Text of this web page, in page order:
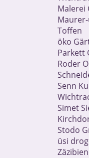
Malerei
Toffen
öko
Parkett
Roder
Senn
Simet
Stodo
üsi